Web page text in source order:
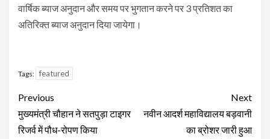
वार्षिक ब्याज अनुदान और समय पर भुगतान करने पर 3 प्रतिशत का
अतिरिक्त ब्याज अनुदान दिया जायेगा।
Tags: featured
Continue
Reading
Previous
मुख्यमंत्री चौहान ने सतपुड़ा टाइगर
रिजर्व में पौध-रोपण किया
Next
नवीन आदर्श महाविद्यालय बड़वानी
का ब्रोशर जारी हुआ